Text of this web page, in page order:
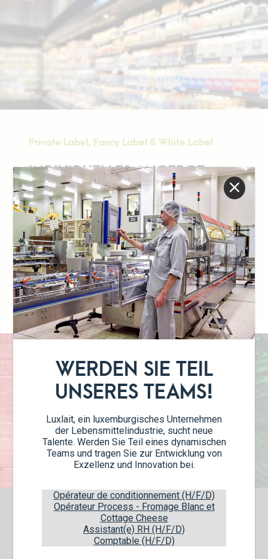
WERDEN SIE TEIL
UNSERES TEAMS!
Luxlait, ein luxemburgisches Unternehmen
der Lebensmittelindustrie, sucht neue
Talente. Werden Sie Teil eines dynamischen
Teams und tragen Sie zur Entwicklung von
Exzellenz und Innovation bei.
Opérateur de conditionnement (H/F/D)
Opérateur Process - Fromage Blanc et
Cottage Cheese
Assistant(e) RH (H/F/D)
Comptable (H/F/D)
Private Label, Fancy Label & White Label
INDIVIDUELLES ANGEBOT
Luxlait ist ein wichtiger Marktakteur, der in der
Lage ist, Sie bei der Entwicklung Ihrer Projekte zu
unterstützen, indem er Ihnen sein gesamtes
industrielles Know-how zur Verfügung stellt.
Alle Luxlait-Abteilungen unterstützen Ihren Erfolg
Individuelles Angebot
Sicherheit und Qualität
TETRA PAK-VERPACKUNGEN